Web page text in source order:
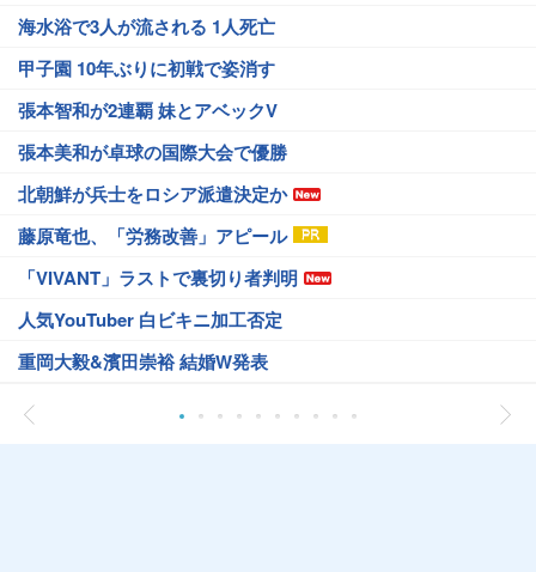
海水浴で3人が流される 1人死亡
甲子園 10年ぶりに初戦で姿消す
張本智和が2連覇 妹とアベックV
張本美和が卓球の国際大会で優勝
北朝鮮が兵士をロシア派遣決定か
藤原竜也、「労務改善」アピール
「VIVANT」ラストで裏切り者判明
人気YouTuber 白ビキニ加工否定
重岡大毅&濱田崇裕 結婚W発表